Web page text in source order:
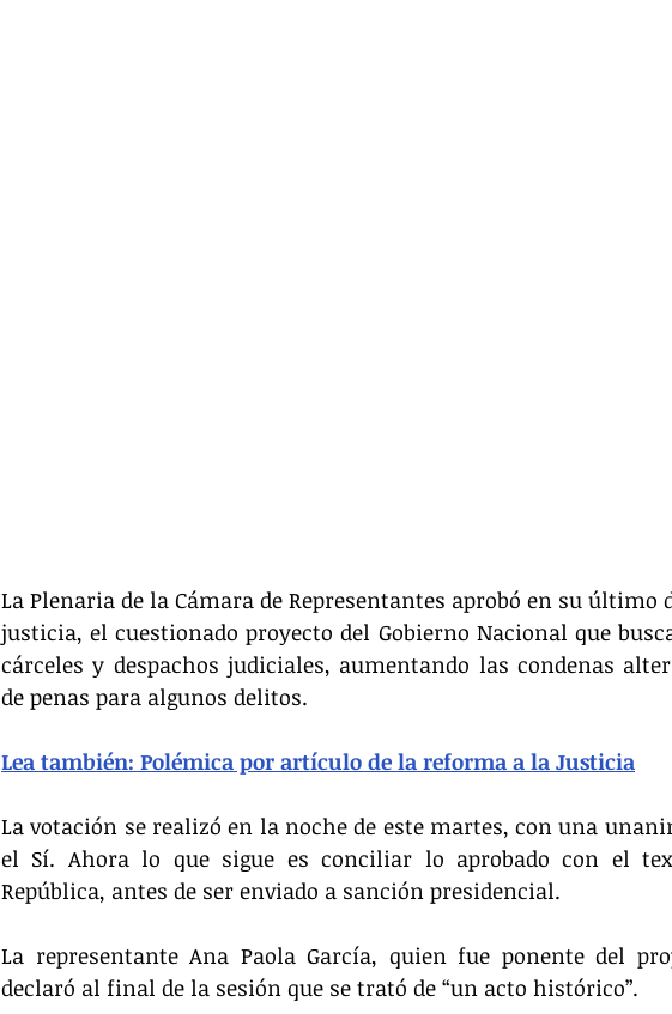
La Plenaria de la Cámara de Representantes aprobó en su último
justicia, el cuestionado proyecto del Gobierno Nacional que
cárceles y despachos judiciales, aumentando las condenas
de penas para algunos delitos.
Lea también: Polémica por artículo de la reforma a la Justicia
La votación se realizó en la noche de este martes, con una
el Sí. Ahora lo que sigue es conciliar lo aprobado con el
República, antes de ser enviado a sanción presidencial.
La representante Ana Paola García, quien fue ponente del
declaró al final de la sesión que se trató de “un acto histórico”.